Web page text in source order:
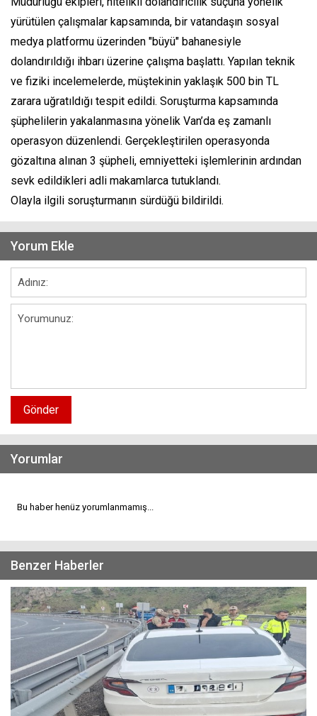
yürütülen çalışmalar kapsamında, bir vatandaşın sosyal
medya platformu üzerinden "büyü" bahanesiyle
dolandırıldığı ihbarı üzerine çalışma başlattı. Yapılan teknik
ve fiziki incelemelerde, müştekinin yaklaşık 500 bin TL
zarara uğratıldığı tespit edildi. Soruşturma kapsamında
şüphelilerin yakalanmasına yönelik Van’da eş zamanlı
operasyon düzenlendi. Gerçekleştirilen operasyonda
gözaltına alınan 3 şüpheli, emniyetteki işlemlerinin ardından
sevk edildikleri adli makamlarca tutuklandı.
Olayla ilgili soruşturmanın sürdüğü bildirildi.
Yorum Ekle
Gönder
Yorumlar
Bu haber henüz yorumlanmamış...
Benzer Haberler